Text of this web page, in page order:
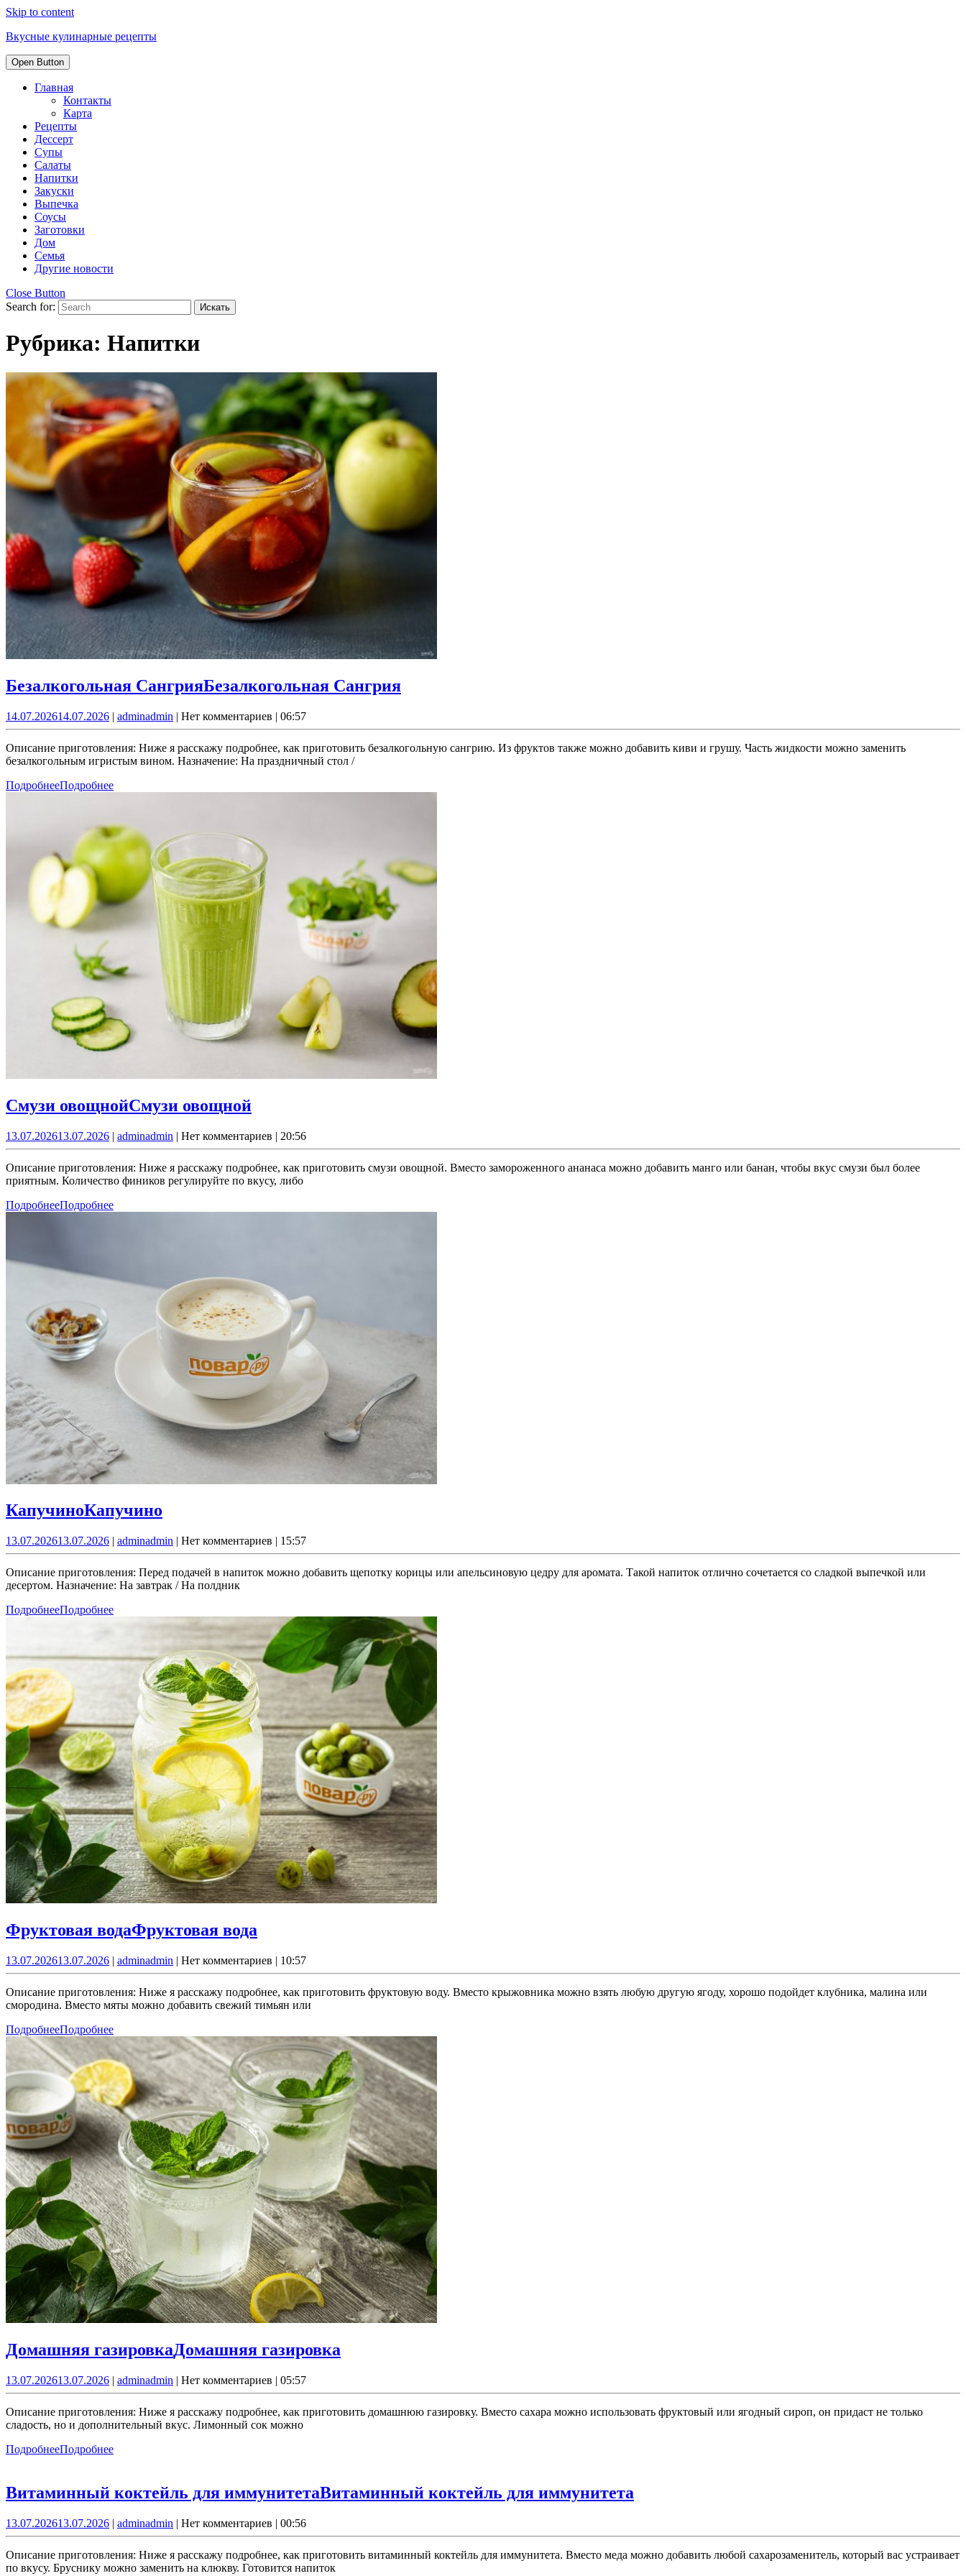
Skip to content
Вкусные кулинарные рецепты
Open Button
Главная
Контакты
Карта
Рецепты
Дессерт
Супы
Салаты
Напитки
Закуски
Выпечка
Соусы
Заготовки
Дом
Семья
Другие новости
Close Button
Search for:
Рубрика: Напитки
Безалкогольная СангрияБезалкогольная Сангрия
14.07.202614.07.2026 | adminadmin | Нет комментариев | 06:57
Описание приготовления: Ниже я расскажу подробнее, как приготовить безалкогольную сангрию. Из фруктов также можно добавить киви и грушу. Часть жидкости можно заменить
безалкогольным игристым вином. Назначение: На праздничный стол /
ПодробнееПодробнее
Смузи овощнойСмузи овощной
13.07.202613.07.2026 | adminadmin | Нет комментариев | 20:56
Описание приготовления: Ниже я расскажу подробнее, как приготовить смузи овощной. Вместо замороженного ананаса можно добавить манго или банан, чтобы вкус смузи был более
приятным. Количество фиников регулируйте по вкусу, либо
ПодробнееПодробнее
КапучиноКапучино
13.07.202613.07.2026 | adminadmin | Нет комментариев | 15:57
Описание приготовления: Перед подачей в напиток можно добавить щепотку корицы или апельсиновую цедру для аромата. Такой напиток отлично сочетается со сладкой выпечкой или
десертом. Назначение: На завтрак / На полдник
ПодробнееПодробнее
Фруктовая водаФруктовая вода
13.07.202613.07.2026 | adminadmin | Нет комментариев | 10:57
Описание приготовления: Ниже я расскажу подробнее, как приготовить фруктовую воду. Вместо крыжовника можно взять любую другую ягоду, хорошо подойдет клубника, малина или
смородина. Вместо мяты можно добавить свежий тимьян или
ПодробнееПодробнее
Домашняя газировкаДомашняя газировка
13.07.202613.07.2026 | adminadmin | Нет комментариев | 05:57
Описание приготовления: Ниже я расскажу подробнее, как приготовить домашнюю газировку. Вместо сахара можно использовать фруктовый или ягодный сироп, он придаст не только
сладость, но и дополнительный вкус. Лимонный сок можно
ПодробнееПодробнее
Витаминный коктейль для иммунитетаВитаминный коктейль для иммунитета
13.07.202613.07.2026 | adminadmin | Нет комментариев | 00:56
Описание приготовления: Ниже я расскажу подробнее, как приготовить витаминный коктейль для иммунитета. Вместо меда можно добавить любой сахарозаменитель, который вас устраивает
по вкусу. Бруснику можно заменить на клюкву. Готовится напиток